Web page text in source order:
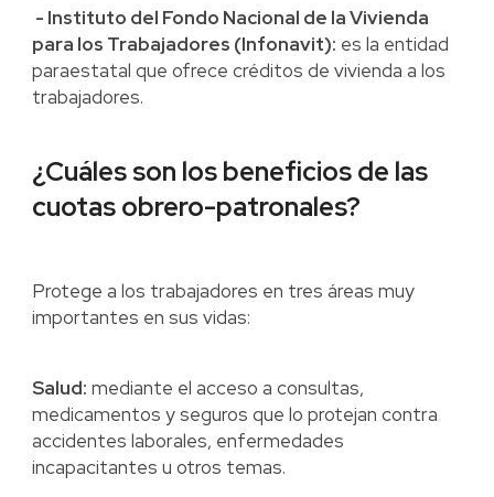
- Instituto del Fondo Nacional de la Vivienda
para los Trabajadores (Infonavit): es la entidad
paraestatal que ofrece créditos de vivienda a los
trabajadores.
¿Cuáles son los beneficios de las
cuotas obrero-patronales?
Protege a los trabajadores en tres áreas muy
importantes en sus vidas:
Salud: mediante el acceso a consultas,
medicamentos y seguros que lo protejan contra
accidentes laborales, enfermedades
incapacitantes u otros temas.